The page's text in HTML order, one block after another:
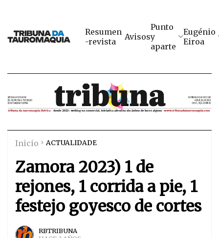
Resumen
-revista
Avisos
Punto
y
aparte
Eugénio
Eiroa
Inicio ACTUALIDADE
Zamora 2023) 1 de
rejones, 1 corrida a pie, 1
festejo goyesco de cortes
RBTRIBUNA